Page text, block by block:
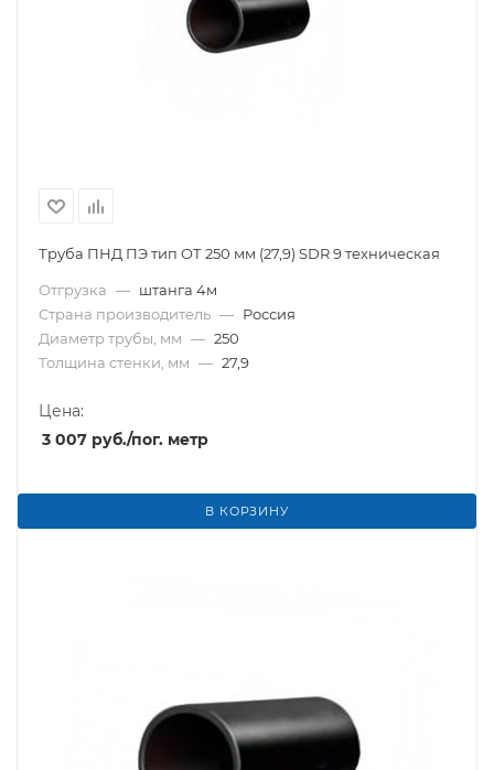
Труба ПНД ПЭ тип OТ 250 мм (27,9) SDR 9 техническая
Отгрузка — штанга 4м
Страна производитель — Россия
Диаметр трубы, мм — 250
Толщина стенки, мм — 27,9
Цена:
3 007 руб./пог. метр
В КОРЗИНУ